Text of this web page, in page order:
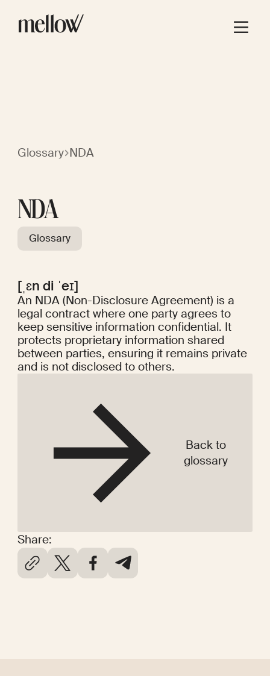
Glossary NDA
NDA
Glossary
Share:
[ˌɛn di ˈeɪ]
An NDA (Non-Disclosure Agreement) is a
legal contract where one party agrees to
keep sensitive information confidential. It
protects proprietary information shared
between parties, ensuring it remains private
and is not disclosed to others.
Back to
glossary